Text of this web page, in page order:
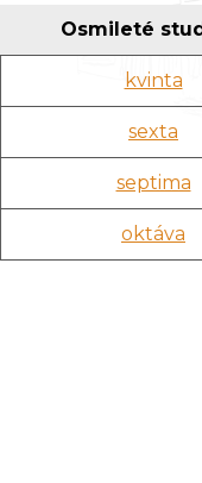
Osmileté
kvinta
sexta
septima
oktáva